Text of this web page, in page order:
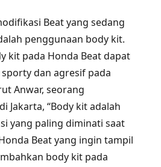
Beat yang sedang
penggunaan body kit.
kit pada Honda Beat dapat
dan agresif pada
Anwar, seorang
Jakarta, “Body kit adalah
yang paling diminati saat
Beat yang ingin tampil
body kit pada